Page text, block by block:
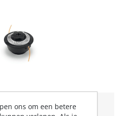
C 6-2ons om een betere